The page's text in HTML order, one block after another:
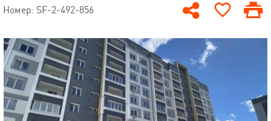
Номер: SF-2-492-856